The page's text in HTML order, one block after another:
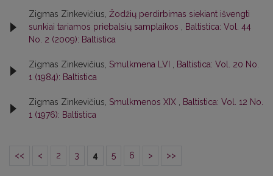
Zigmas Zinkevičius, Žodžių perdirbimas siekiant išvengti
sunkiai tariamos priebalsių samplaikos , Baltistica: Vol. 44
No. 2 (2009): Baltistica
Zigmas Zinkevičius, Smulkmena LVI , Baltistica: Vol. 20 No.
1 (1984): Baltistica
Zigmas Zinkevičius, Smulkmenos XIX , Baltistica: Vol. 12 No.
1 (1976): Baltistica
<< < 2 3 4 5 6 > >>